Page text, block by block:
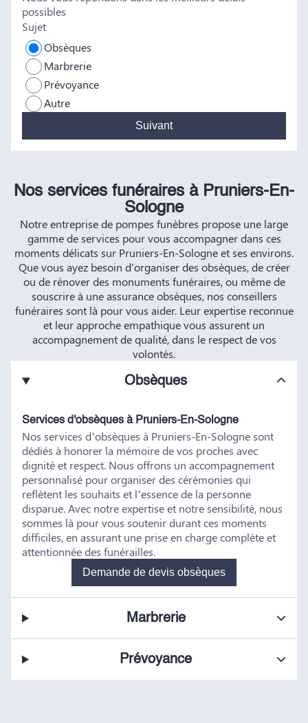
HERNANDEZ
possibles
Sujet
Obsèques
Marbrerie
Prévoyance
Autre
Suivant
Nos services funéraires à Pruniers-En-
Sologne
Notre entreprise de pompes funèbres propose une large
gamme de services pour vous accompagner dans ces
moments délicats sur Pruniers-En-Sologne et ses environs.
Que vous ayez besoin d'organiser des obsèques, de créer
ou de rénover des monuments funéraires, ou même de
souscrire à une assurance obsèques, nos conseillers
funéraires sont là pour vous aider. Leur expertise reconnue
et leur approche empathique vous assurent un
accompagnement de qualité, dans le respect de vos
volontés.
Obsèques
Services d'obsèques à Pruniers-En-Sologne
Nos services d’obsèques à Pruniers-En-Sologne sont
dédiés à honorer la mémoire de vos proches avec
dignité et respect. Nous offrons un accompagnement
personnalisé pour organiser des cérémonies qui
reflètent les souhaits et l’essence de la personne
disparue. Avec notre expertise et notre sensibilité, nous
sommes là pour vous soutenir durant ces moments
difficiles, en assurant une prise en charge complète et
attentionnée des funérailles.
Demande de devis obsèques
Marbrerie
Prévoyance